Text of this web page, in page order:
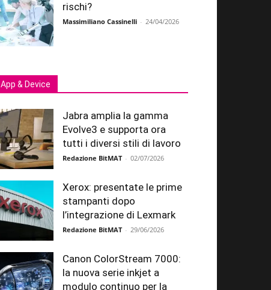
rischi?
Massimiliano Cassinelli - 24/04/2026
App & Device
Jabra amplia la gamma
Evolve3 e supporta ora
tutti i diversi stili di lavoro
Redazione BitMAT - 02/07/2026
Xerox: presentate le prime
stampanti dopo
l’integrazione di Lexmark
Redazione BitMAT - 29/06/2026
Canon ColorStream 7000:
la nuova serie inkjet a
modulo continuo per la